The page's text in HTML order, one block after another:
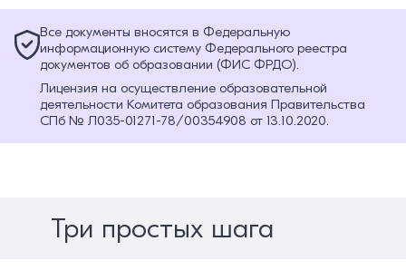
Все документы вносятся в Федеральную
информационную систему Федерального реестра
документов об образовании (ФИС ФРДО).
Лицензия на осуществление образовательной
деятельности Комитета образования Правительства
СПб № Л035-01271-78/00354908 от 13.10.2020.
Три простых шага